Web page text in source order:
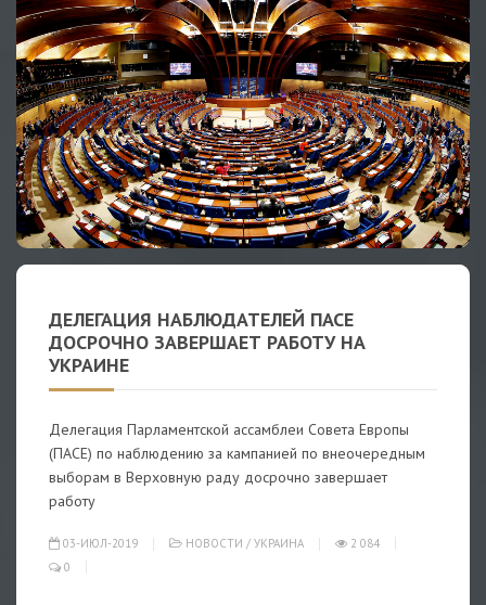
ДЕЛЕГАЦИЯ НАБЛЮДАТЕЛЕЙ ПАСЕ
ДОСРОЧНО ЗАВЕРШАЕТ РАБОТУ НА
УКРАИНЕ
Делегация Парламентской ассамблеи Совета Европы
(ПАСЕ) по наблюдению за кампанией по внеочередным
выборам в Верховную раду досрочно завершает
работу
03-ИЮЛ-2019 НОВОСТИ / УКРАИНА
2 084
0